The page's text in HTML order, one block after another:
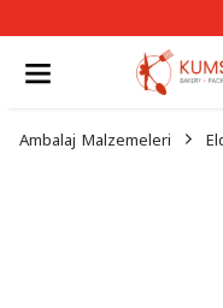
3500
Ambalaj Malzemeleri